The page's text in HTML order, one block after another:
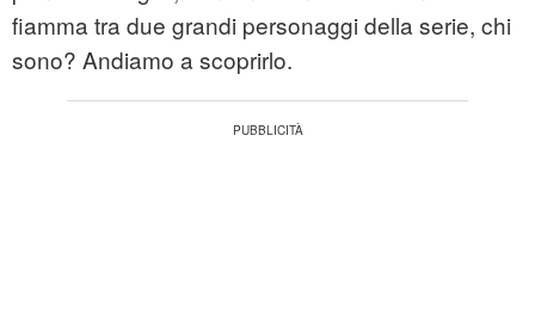
fiamma tra due grandi personaggi della serie, chi
sono? Andiamo a scoprirlo.